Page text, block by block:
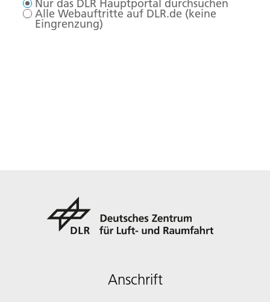
Nur das DLR Hauptportal durchsuchen
Alle Webauftritte auf DLR.de (keine
Eingrenzung)
Anschrift